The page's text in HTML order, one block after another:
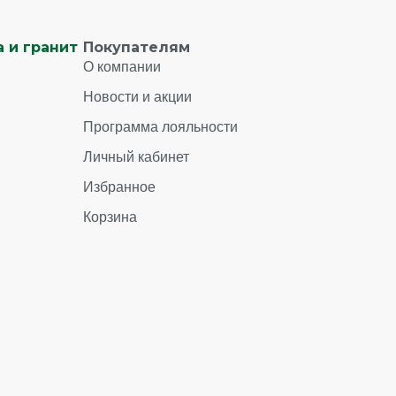
и гранит Покупателям
О компании
Новости и акции
Программа лояльности
Личный кабинет
Избранное
Корзина